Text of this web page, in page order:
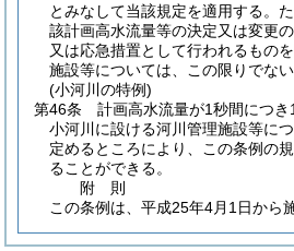
とみなして当該規定を適用する。
該計画高水流量等の決定又は変更
又は応急措置として行われるもの
施設等については、この限りでない
(小河川の特例)
第46条
計画高水流量が1秒間につ
小河川に設ける河川管理施設等に
定めるところにより、この条例の
ることができる。
附 則
この条例は、平成25年4月1日から